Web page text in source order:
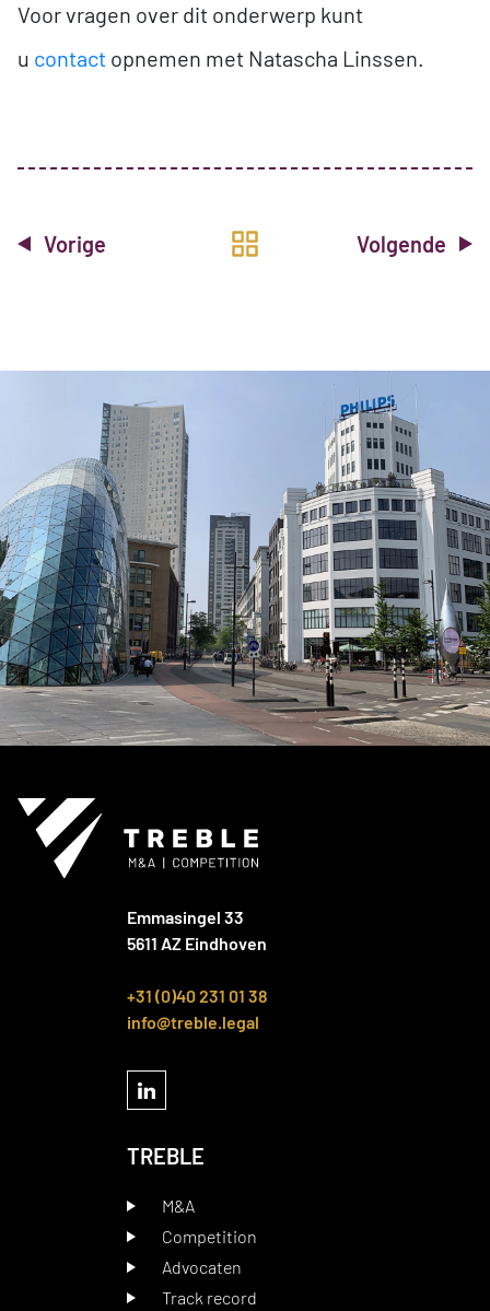
Voor vragen over dit onderwerp kunt
u contact opnemen met Natascha Linssen.
Vorige Volgende
Emmasingel 33
5611 AZ Eindhoven
+31 (0)40 231 01 38
info@treble.legal
TREBLE
M&A
Competition
Advocaten
Track record